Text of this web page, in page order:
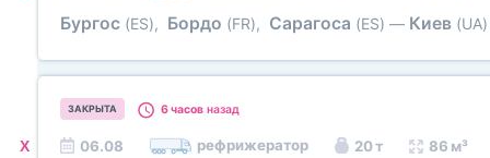
Бургос (ES), Бордо (FR), Сарагоса (ES) — Киев (UA)
X
ЗАКРЫТА 6 часов назад
06.08 рефрижератор 20 т 86 м³